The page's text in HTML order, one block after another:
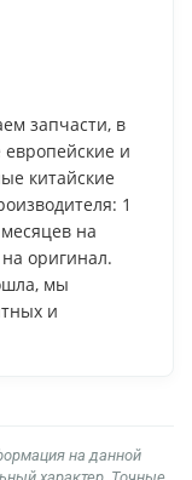
запчасти, в
и
китайские
1
на
оригинал.
мы
и
на данной